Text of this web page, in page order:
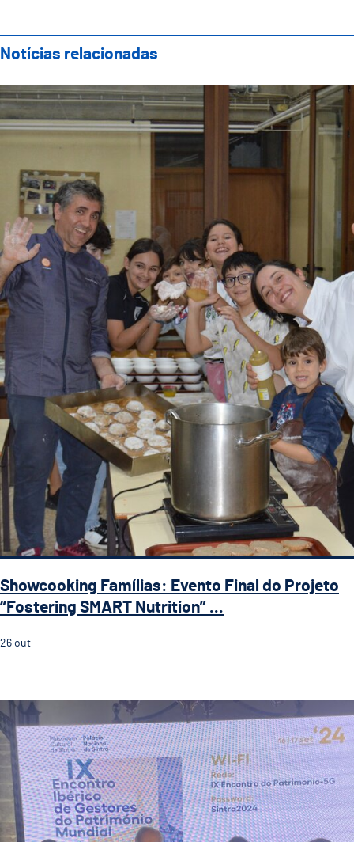
Notícias relacionadas
Showcooking Famílias: Evento Final do Projeto
Showcooking Famílias: Evento Final do Projeto
“Fostering SMART Nutrition” ...
26 out
Guimarães Representada no IX Encontro Ibérico de